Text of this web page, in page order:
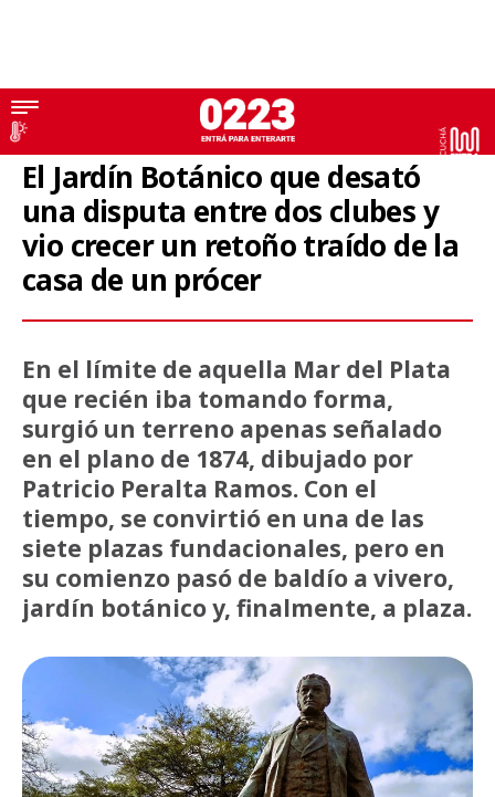
Historias de acá
El Jardín Botánico que desató
una disputa entre dos clubes y
vio crecer un retoño traído de la
casa de un prócer
En el límite de aquella Mar del Plata
que recién iba tomando forma,
surgió un terreno apenas señalado
en el plano de 1874, dibujado por
Patricio Peralta Ramos. Con el
tiempo, se convirtió en una de las
siete plazas fundacionales, pero en
su comienzo pasó de baldío a vivero,
jardín botánico y, finalmente, a plaza.